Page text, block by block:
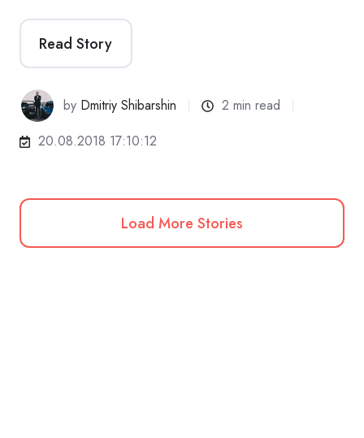
Read Story
by Dmitriy Shibarshin
2 min read
20.08.2018 17:10:12
Load More Stories